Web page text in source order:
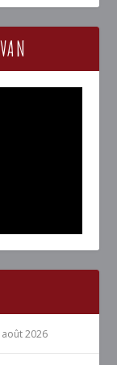
août 2026